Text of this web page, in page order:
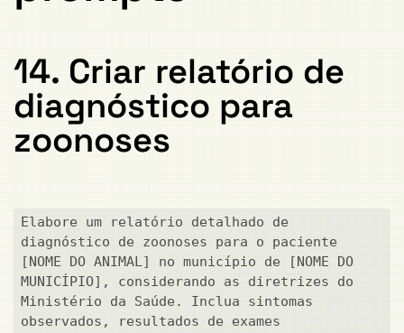
14. Criar relatório de
diagnóstico para
zoonoses
Elabore um relatório detalhado de
diagnóstico de zoonoses para o paciente
[NOME DO ANIMAL] no município de [NOME DO
MUNICÍPIO], considerando as diretrizes do
Ministério da Saúde. Inclua sintomas
observados, resultados de exames